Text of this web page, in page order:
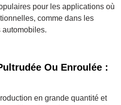
pour les applications où
comme dans les
Ou Enroulée :
en grande quantité et